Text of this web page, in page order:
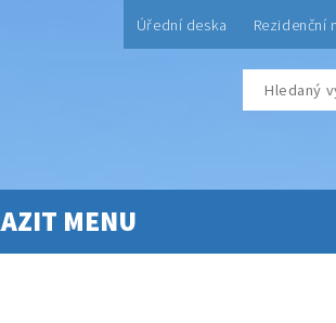
Úřední deska Rezidenční
MENU